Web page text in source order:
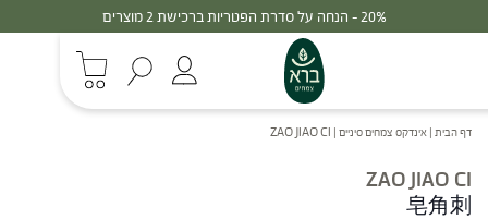
20% - הנחה על סדרת הפטריות ברכישת 2 מוצרים
דף הבית | אינדקס צמחים סיניים |
ZAO JIAO CI
ZAO JIAO CI
皂角刺